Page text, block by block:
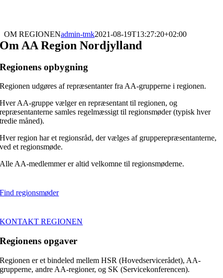
OM REGIONENadmin-tmk2021-08-19T13:27:20+02:00
Om AA Region Nordjylland
Regionens opbygning
Regionen udgøres af repræsentanter fra AA-grupperne i regionen.
Hver AA-gruppe vælger en repræsentant til regionen, og
repræsentanterne samles regelmæssigt til regionsmøder (typisk hver
tredie måned).
Hver region har et regionsråd, der vælges af grupperepræsentanterne,
ved et regionsmøde.
Alle AA-medlemmer er altid velkomne til regionsmøderne.
Find regionsmøder
KONTAKT REGIONEN
Regionens opgaver
Regionen er et bindeled mellem HSR (Hovedservicerådet), AA-
grupperne, andre AA-regioner, og SK (Servicekonferencen).